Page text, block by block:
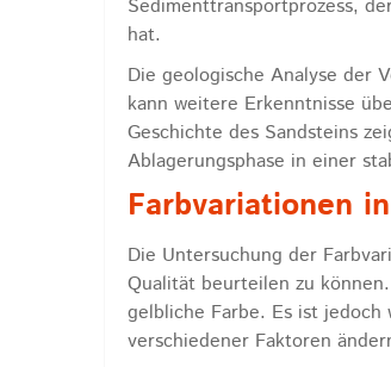
Sedimenttransportprozess,
hat.
Die geologische Analyse der
kann weitere Erkenntnisse
Geschichte des Sandsteins
Ablagerungsphase in einer
Farbvariationen
Die Untersuchung der
Qualität beurteilen zu
gelbliche Farbe. Es ist
verschiedener Faktoren